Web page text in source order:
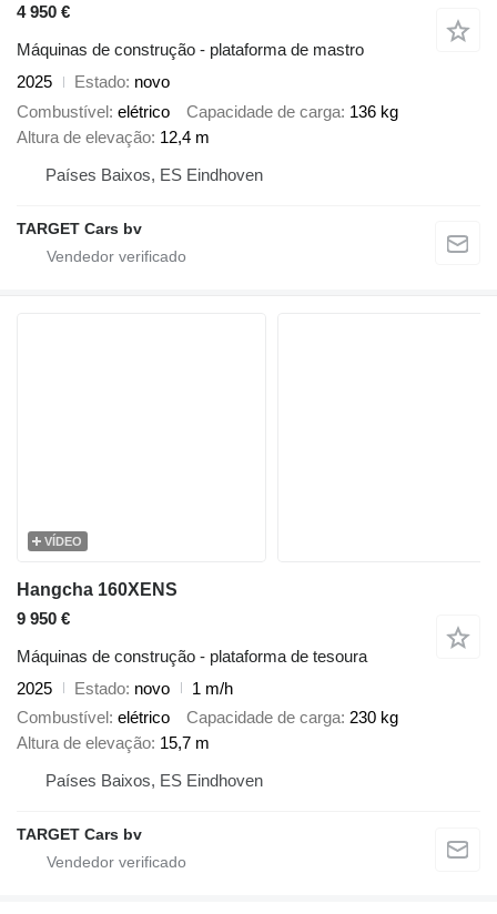
4 950 €
Máquinas de construção - plataforma de mastro
2025
Estado novo
Combustível elétrico Capacidade de carga 136 kg
Altura de elevação 12,4 m
Países Baixos, ES Eindhoven
TARGET Cars bv
VÍDEO
Hangcha 160XENS
9 950 €
Máquinas de construção - plataforma de tesoura
2025
Estado novo
1 m/h
Combustível
elétrico Capacidade de carga 230 kg
Altura de elevação 15,7 m
Países Baixos, ES Eindhoven
TARGET Cars bv